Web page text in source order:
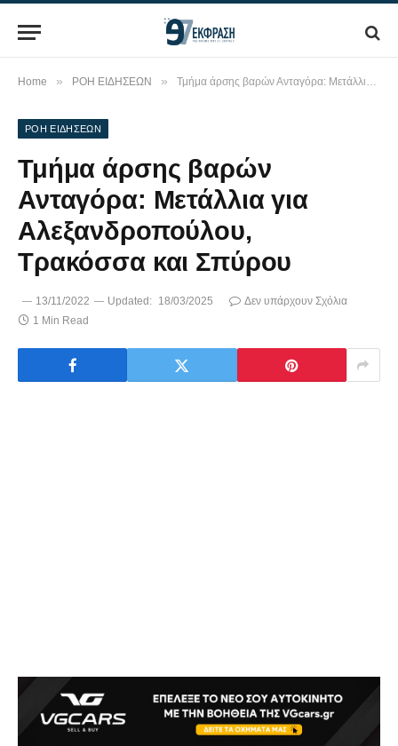
Home » ΡΟΗ ΕΙΔΗΣΕΩΝ » Τμήμα άρσης βαρών Ανταγόρα: Μετάλλια για Αλεξανδροπούλου, Τρακόσσα και Σπύρου
ΡΟΗ ΕΙΔΗΣΕΩΝ
Τμήμα άρσης βαρών
Ανταγόρα: Μετάλλια για
Αλεξανδροπούλου,
Τρακόσσα και Σπύρου
13/11/2022 Updated: 18/03/2025
Δεν υπάρχουν Σχόλια
1 Min Read